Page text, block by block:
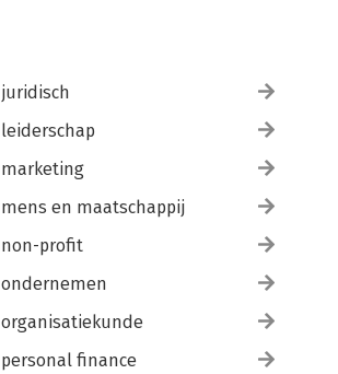
juridisch
leiderschap
marketing
mens en maatschappij
non-profit
ondernemen
organisatiekunde
personal finance